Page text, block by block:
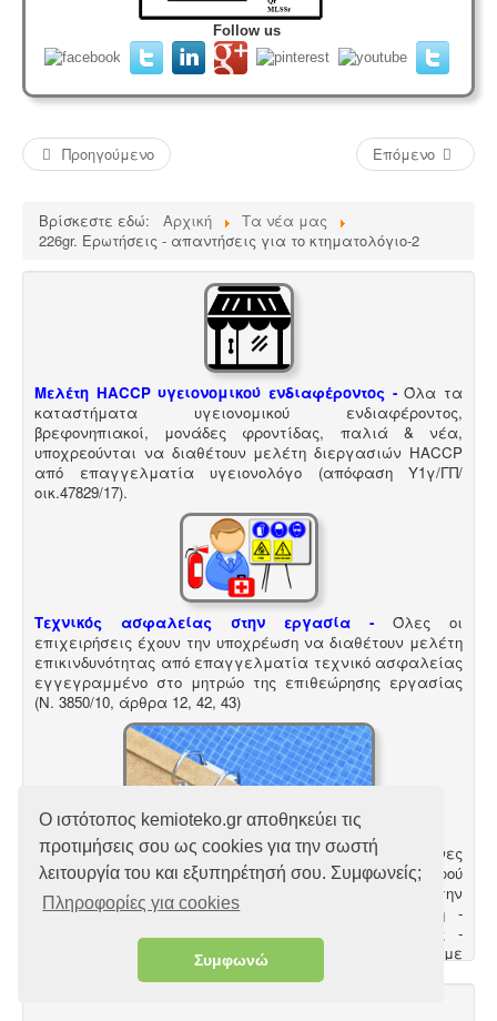
Ο ιστότοπος kemioteko.gr αποθηκεύει τις
προτιμήσεις σου ως cookies για την σωστή
λειτουργία του και εξυπηρέτησή σου. Συμφωνείς;
Πληροφορίες για cookies
Συμφωνώ
Follow us
Προηγούμενο Επόμενο
Βρίσκεστε εδώ: Αρχική
Τα νέα μας
226gr. Ερωτήσεις - απαντήσεις για το κτηματολόγιο-2
Μελέτη HACCP υγειονομικού ενδιαφέροντος -Όλα τα
καταστήματα υγειονομικού ενδιαφέροντος,
βρεφονηπιακοί, μονάδες φροντίδας, παλιά & νέα,
υποχρεούνται να διαθέτουν μελέτη διεργασιών HACCP
από επαγγελματία υγειονολόγο (απόφαση Υ1γ/ΓΠ/
οικ.47829/17).
Τεχνικός ασφαλείας στην εργασία -
Όλες οι
επιχειρήσεις έχουν την υποχρέωση να διαθέτουν μελέτη
επικινδυνότητας από επαγγελματία τεχνικό ασφαλείας
εγγεγραμμένο στο μητρώο της επιθεώρησης εργασίας
(Ν. 3850/10, άρθρα 12, 42, 43)
Μελέτη πισίνας / κολυμβητικής δεξαμενής -
Οι πισίνες
είναι χημικές εγκαταστάσεις επεξεργασίας νερού
σύμφωνα με το προεδρικό διάταγμα ΠΔ 274/97. Για την
λειτουργία της πισίνας απαιτείται υγειονολογική -
χημικοτεχνική μελέτη και κανονισμός λειτουργίας -
ασφαλείας. Η άδεια λειτουργίας εκδίδεται με
διαδικασίες γνωστοποίησης.